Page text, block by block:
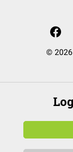
© 2026